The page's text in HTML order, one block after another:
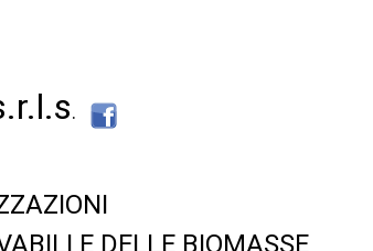
.
E DELLE BIOMASSE